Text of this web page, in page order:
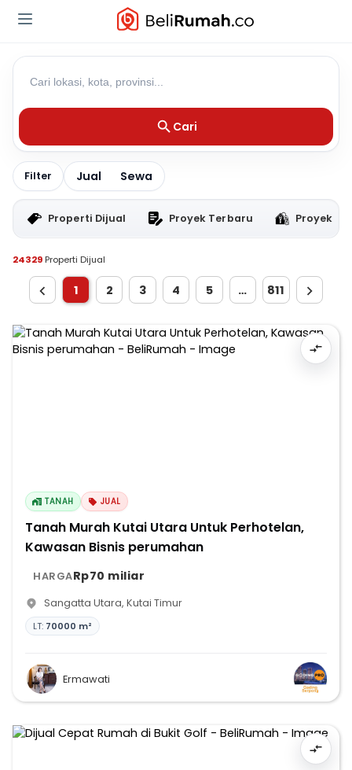
Cari
Filter Jual Sewa
Properti Dijual Proyek Terbaru Proyek
24329 Properti Dijual
1 2 3 4 5 … 811
TANAH JUAL
Tanah Murah Kutai Utara Untuk Perhotelan,
Kawasan Bisnis perumahan
HARGARp70 miliar
Sangatta Utara, Kutai Timur
LT: 70000 m²
Ermawati